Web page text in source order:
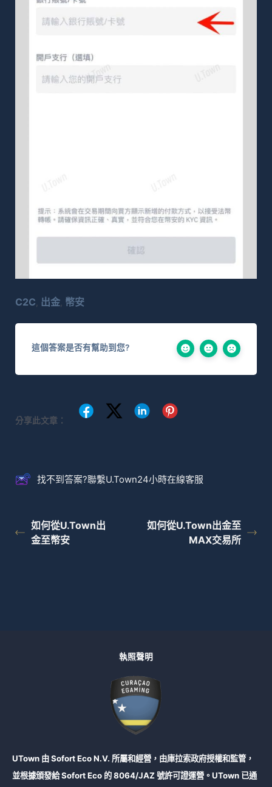
C2C 出金 幣安
這個答案是否有幫助到您?
分享此文章：
找不到答案?聯繫U.Town24小時在線客服
如何從U.Town出
金至幣安
如何從U.Town出金至
MAX交易所
執照聲明
UTown 由 Sofort Eco N.V. 所屬和經營，由庫拉索政府授權和監管，
並根據頒發給 Sofort Eco 的 8064/JAZ 號許可證運營。UTown 已通